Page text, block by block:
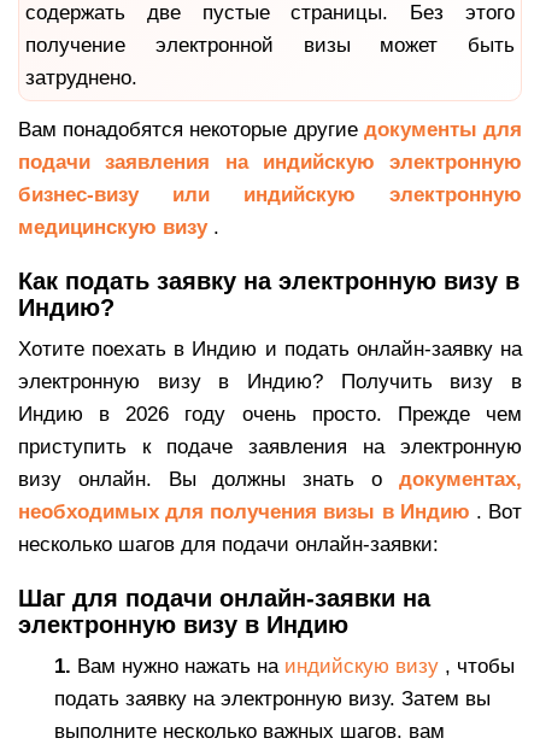
содержать две пустые страницы. Без этого
получение электронной визы может быть
затруднено.
Вам понадобятся некоторые другие документы для
подачи заявления на индийскую электронную
бизнес-визу или индийскую электронную
медицинскую визу.
Как подать заявку на электронную визу в
Индию?
Хотите поехать в Индию и подать онлайн-заявку на
электронную визу в Индию? Получить визу в
Индию в 2026 году очень просто. Прежде чем
приступить к подаче заявления на электронную
визу онлайн. Вы должны знать о документах,
необходимых для получения визы в Индию . Вот
несколько шагов для подачи онлайн-заявки:
Шаг для подачи онлайн-заявки на
электронную визу в Индию
1. Вам нужно нажать на индийскую визу , чтобы
подать заявку на электронную визу. Затем вы
выполните несколько важных шагов. вам